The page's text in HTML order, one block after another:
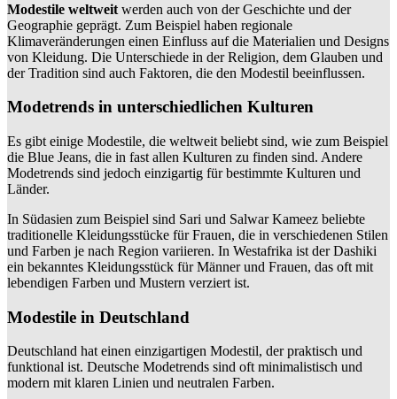
Modestile weltweit werden auch von der Geschichte und der
Geographie geprägt. Zum Beispiel haben regionale
Klimaveränderungen einen Einfluss auf die Materialien und Designs
von Kleidung. Die Unterschiede in der Religion, dem Glauben und
der Tradition sind auch Faktoren, die den Modestil beeinflussen.
Modetrends in unterschiedlichen Kulturen
Es gibt einige Modestile, die weltweit beliebt sind, wie zum Beispiel
die Blue Jeans, die in fast allen Kulturen zu finden sind. Andere
Modetrends sind jedoch einzigartig für bestimmte Kulturen und
Länder.
In Südasien zum Beispiel sind Sari und Salwar Kameez beliebte
traditionelle Kleidungsstücke für Frauen, die in verschiedenen Stilen
und Farben je nach Region variieren. In Westafrika ist der Dashiki
ein bekanntes Kleidungsstück für Männer und Frauen, das oft mit
lebendigen Farben und Mustern verziert ist.
Modestile in Deutschland
Deutschland hat einen einzigartigen Modestil, der praktisch und
funktional ist. Deutsche Modetrends sind oft minimalistisch und
modern mit klaren Linien und neutralen Farben.